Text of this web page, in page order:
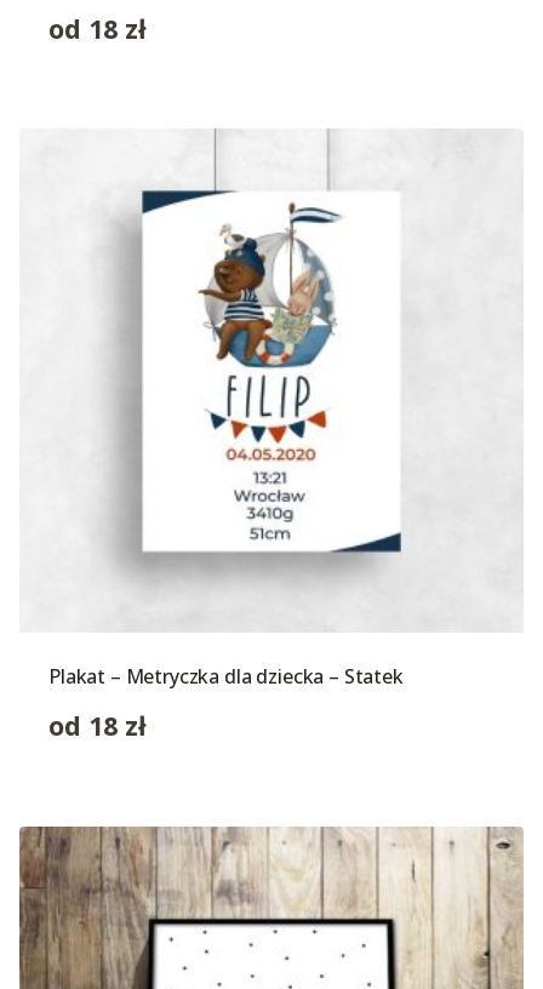
od 18 zł
Plakat – Metryczka dla dziecka – Statek
od 18 zł